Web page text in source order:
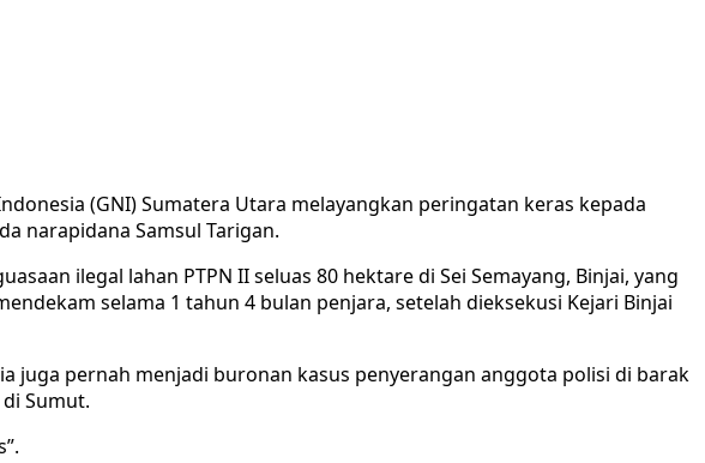
(GNI) Sumatera Utara melayangkan peringatan keras kepada
narapidana Samsul Tarigan.
ilegal lahan PTPN II seluas 80 hektare di Sei Semayang, Binjai, yang
selama 1 tahun 4 bulan penjara, setelah dieksekusi Kejari Binjai
juga pernah menjadi buronan kasus penyerangan anggota polisi di barak
Sumut.